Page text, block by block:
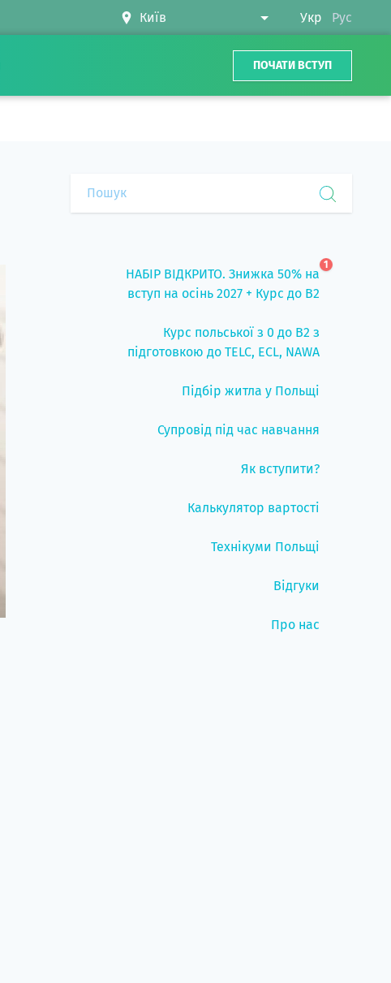
Укр Рус
ПОЧАТИ ВСТУП
НАБІР ВІДКРИТО. Знижка 50% на
вступ на осінь 2027 + Курс до B2
1
Курс польської з 0 до B2 з
підготовкою до TELC, ECL, NAWA
Підбір житла у Польщі
Супровід під час навчання
Як вступити?
Калькулятор вартості
Технікуми Польщі
Відгуки
Про нас